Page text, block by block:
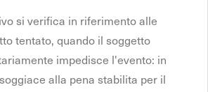
si verifica in riferimento alle
tentato, quando il soggetto
impedisce l'evento: in
alla pena stabilita per il